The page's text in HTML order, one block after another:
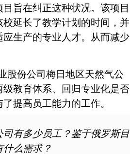
旨在纠正这种状况。该项目
延长了教学计划的时间，并
生产的专业人才。从而减少
股份公司梅日地区天然气公
教育体系、回归专业化是否
提高员工能力的工作。
有多少员工？鉴于俄罗斯目
什么需求？